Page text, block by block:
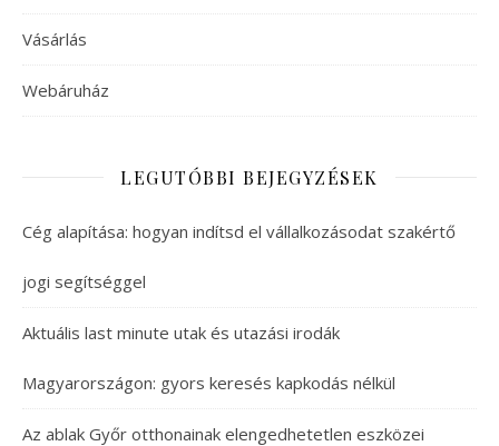
Vásárlás
Webáruház
LEGUTÓBBI BEJEGYZÉSEK
Cég alapítása: hogyan indítsd el vállalkozásodat szakértő
jogi segítséggel
Aktuális last minute utak és utazási irodák
Magyarországon: gyors keresés kapkodás nélkül
Az ablak Győr otthonainak elengedhetetlen eszközei